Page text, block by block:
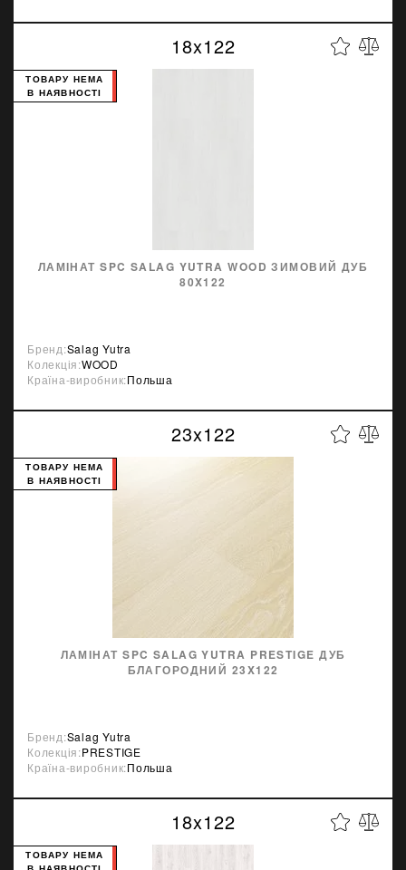
18x122
ЛАМІНАТ SPC SALAG YUTRA WOOD ЗИМОВИЙ ДУБ
80X122
ТОВАРУ НЕМА
В НАЯВНОСТІ
Бренд:Salag Yutra
Колекція:WOOD
Країна-виробник:Польша
23x122
ЛАМІНАТ SPC SALAG YUTRA PRESTIGE ДУБ
БЛАГОРОДНИЙ 23X122
ТОВАРУ НЕМА
В НАЯВНОСТІ
Бренд:Salag Yutra
Колекція:PRESTIGE
Країна-виробник:Польша
18x122
ТОВАРУ НЕМА